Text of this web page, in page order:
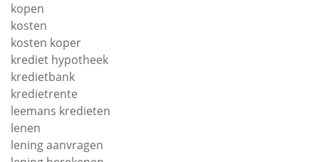
kopen
kosten
kosten koper
krediet hypotheek
kredietbank
kredietrente
leemans kredieten
lenen
lening aanvragen